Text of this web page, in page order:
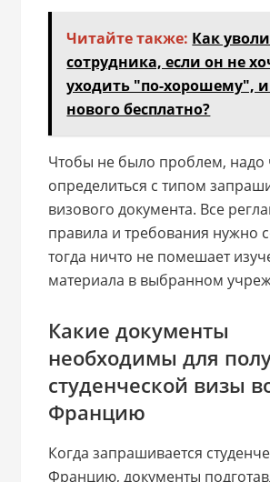
Читайте также: Как
сотрудника, если он не
уходить "по-хорошему",
нового бесплатно?
Чтобы не было проблем, надо
определиться с типом
визового документа. Все
правила и требования нужно
тогда ничто не помешает
материала в выбранном
Какие документы
необходимы для
студенческой визы
Францию
Когда запрашивается
Францию, документы